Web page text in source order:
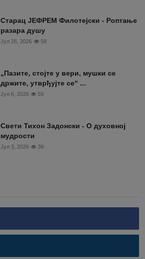
Старац ЈЕФРЕМ Филотејски - Роптање
разара душу
Јул 26, 2026 58
„Пазите, стојте у вери, мушки се
држите, утврђујте се“ ...
Јул 6, 2026 59
Свети Тихон Задонски - О духовној
мудрости
Јул 3, 2026 39